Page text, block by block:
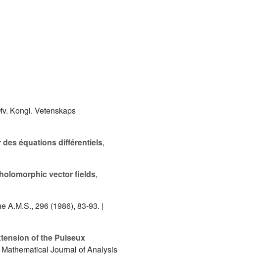
Kongl. Vetenskaps
équations différentiels,
vector fields,
A.M.S., 296 (1986), 83-93. |
of the Puiseux
Journal of Analysis